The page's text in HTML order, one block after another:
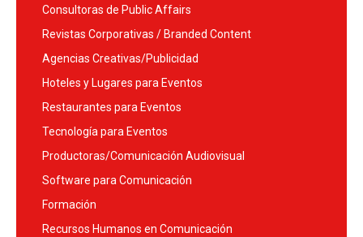
Consultoras de Public Affairs
Revistas Corporativas / Branded Content
Agencias Creativas/Publicidad
Hoteles y Lugares para Eventos
Restaurantes para Eventos
Tecnología para Eventos
Productoras/Comunicación Audiovisual
Software para Comunicación
Formación
Recursos Humanos en Comunicación